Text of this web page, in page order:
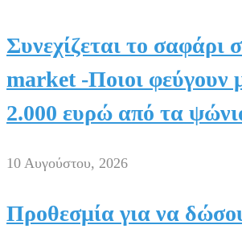
Συνεχίζεται το σαφάρι
market -Ποιοι φεύγουν
2.000 ευρώ από τα
10 Αυγούστου, 2026
Προθεσμία για να